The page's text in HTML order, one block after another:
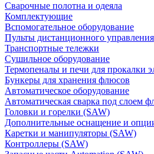
Сварочные полотна и одеяла
Комплектующие
Вспомогательное оборудование
Пульты дистанционного управления
Транспортные тележки
Сушильное оборудование
Термопеналы и печи для прокалки
Бункеры для хранения флюсов
Автоматическое оборудование
Автоматическая сварка под слоем
Головки и горелки (SAW)
Дополнительные оснащение и
Каретки и манипуляторы (SAW)
Контроллеры (SAW)